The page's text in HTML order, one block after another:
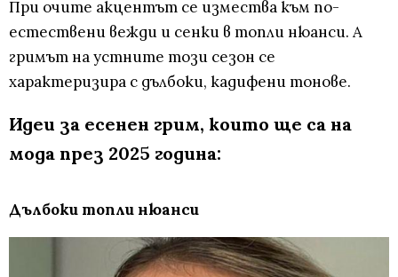
При очите акцентът се измества към по-
естествени вежди и сенки в топли нюанси. А
гримът на устните този сезон се
характеризира с дълбоки, кадифени тонове.
Идеи за есенен грим, които ще са на
мода през 2025 година:
Дълбоки топли нюанси